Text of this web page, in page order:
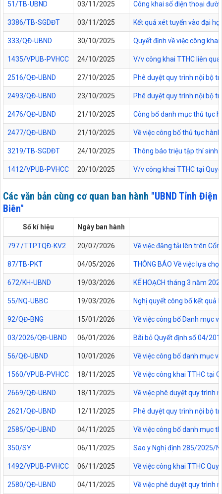
51/TB-UBND 03/11/2025 Công khai số điện thoại
3386/TB-SGDĐT 03/11/2025 Kết quả xét tuyển vào đại
333/QĐ-UBND 30/10/2025 Quyết định về việc công
1435/VPUB-PVHCC 24/10/2025 V/v công khai TTHC liên
2516/QĐ-UBND 27/10/2025 Phê duyệt quy trình nội bộ
2493/QĐ-UBND 23/10/2025 Phê duyệt quy trình nội bộ
2476/QĐ-UBND 21/10/2025 Công bố danh mục thủ tục
2477/QĐ-UBND 21/10/2025 Về việc công bố thủ tục
3219/TB-SGDĐT 24/10/2025 Thông báo triệu tập thí sinh
1412/VPUB-PVHCC 20/10/2025 V/v công khai TTHC tại
Các văn bản cùng cơ quan ban hành "UBND Tỉnh Điện
Biên"
Số kí hiệu Ngày ban hành
797./TTPTQĐ-KV2 20/07/2026 Về việc đăng tải lên trên
87/TB-PKT 04/05/2026 THÔNG BÁO Về việc lựa
672/KH-UBND 19/03/2026 KẾ HOẠCH tháng 3 năm
55/NQ-UBBC 19/03/2026 Nghị quyết công bố kết quả
92/QĐ-BNG 15/01/2026 Về việc công bố Danh mục
03/2026/QĐ-UBND 06/01/2026 Bãi bỏ Quyết định số 04/
56/QĐ-UBND 10/01/2026 Về việc công bố danh mục
1560/VPUB-PVHCC 18/11/2025 Về việc công khai TTHC tại
2669/QĐ-UBND 18/11/2025 Về việc phê duyệt quy trình
2621/QĐ-UBND 12/11/2025 Phê duyệt quy trình nội bộ
2585/QĐ-UBND 04/11/2025 Về việc công bố danh mục
350/SY 06/11/2025 Sao y Nghị định 285/2025/
1492/VPUB-PVHCC 06/11/2025 Về việc công khai TTHC
2580/QĐ-UBND 04/11/2025 Về việc phê duyệt quy trình